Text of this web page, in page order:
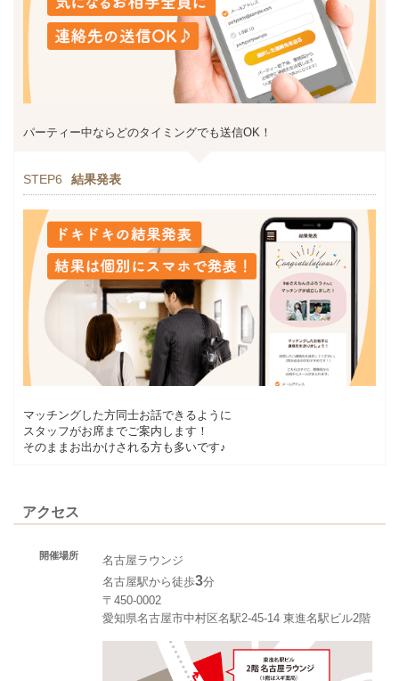
パーティー中ならどのタイミングでも送信OK！
STEP6 結果発表
マッチングした方同士お話できるように
スタッフがお席までご案内します！
そのままお出かけされる方も多いです♪
アクセス
開催場所
名古屋ラウンジ
名古屋駅から徒歩3分
〒450-0002
愛知県名古屋市中村区名駅2-45-14 東進名駅ビル2階